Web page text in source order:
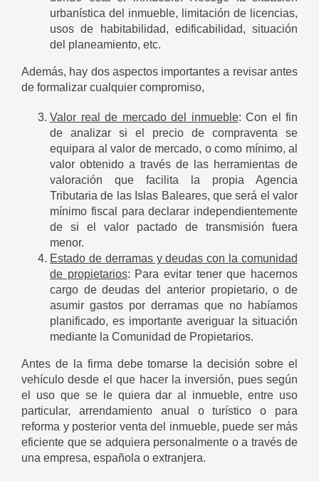
urbanística del inmueble, limitación de licencias,
usos de habitabilidad, edificabilidad, situación
del planeamiento, etc.
Además, hay dos aspectos importantes a revisar antes
de formalizar cualquier compromiso,
Valor real de mercado del inmueble: Con el fin
de analizar si el precio de compraventa se
equipara al valor de mercado, o como mínimo, al
valor obtenido a través de las herramientas de
valoración que facilita la propia Agencia
Tributaria de las Islas Baleares, que será el valor
mínimo fiscal para declarar independientemente
de si el valor pactado de transmisión fuera
menor.
Estado de derramas y deudas con la comunidad
de propietarios: Para evitar tener que hacernos
cargo de deudas del anterior propietario, o de
asumir gastos por derramas que no habíamos
planificado, es importante averiguar la situación
mediante la Comunidad de Propietarios.
Antes de la firma debe tomarse la decisión sobre el
vehículo desde el que hacer la inversión, pues según
el uso que se le quiera dar al inmueble, entre uso
particular, arrendamiento anual o turístico o para
reforma y posterior venta del inmueble, puede ser más
eficiente que se adquiera personalmente o a través de
una empresa, española o extranjera.